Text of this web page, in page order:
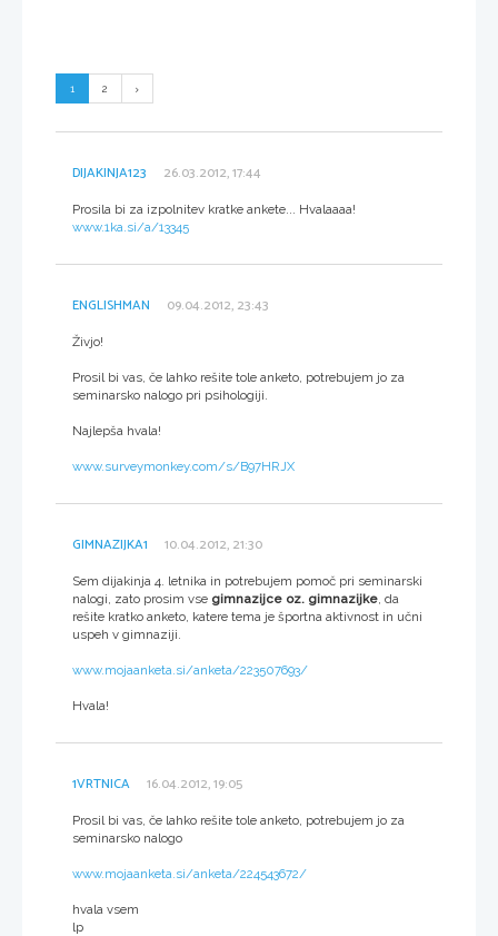
1 2
DIJAKINJA123 26.03.2012, 17:44
Prosila bi za izpolnitev kratke ankete... Hvalaaaa!
www.1ka.si/a/13345
ENGLISHMAN 09.04.2012, 23:43
Živjo!
Prosil bi vas, če lahko rešite tole anketo, potrebujem jo za
seminarsko nalogo pri psihologiji.
Najlepša hvala!
www.surveymonkey.com/s/B97HRJX
GIMNAZIJKA1 10.04.2012, 21:30
Sem dijakinja 4. letnika in potrebujem pomoč pri seminarski
nalogi, zato prosim vse gimnazijce oz. gimnazijke , da
rešite kratko anketo, katere tema je športna aktivnost in učni
uspeh v gimnaziji.
www.mojaanketa.si/anketa/223507693/
Hvala!
1VRTNICA 16.04.2012, 19:05
Prosil bi vas, če lahko rešite tole anketo, potrebujem jo za
seminarsko nalogo
www.mojaanketa.si/anketa/224543672/
hvala vsem
lp